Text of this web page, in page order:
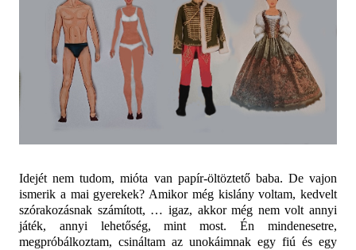
Idejét nem tudom, mióta van papír-öltöztető baba. De vajon
ismerik a mai gyerekek? Amikor még kislány voltam, kedvelt
szórakozásnak számított, … igaz, akkor még nem volt annyi
játék, annyi lehetőség, mint most. Én mindenesetre,
megpróbálkoztam, csináltam az unokáimnak egy fiú és egy